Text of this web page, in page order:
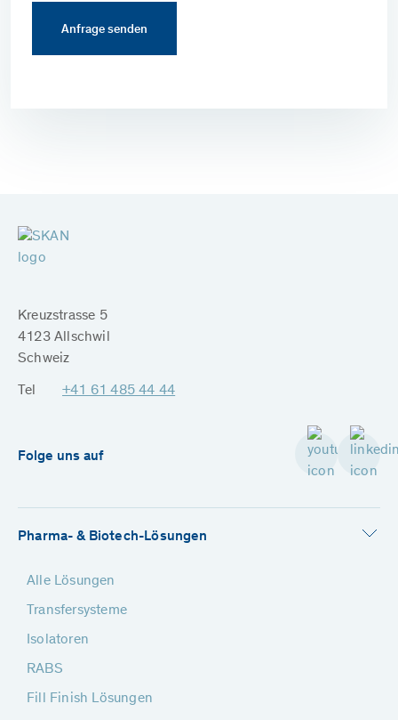
Kreuzstrasse 5
4123 Allschwil
Schweiz
Tel +41 61 485 44 44
Folge uns auf
Pharma- & Biotech-Lösungen
Alle Lösungen
Transfersysteme
Isolatoren
RABS
Fill Finish Lösungen